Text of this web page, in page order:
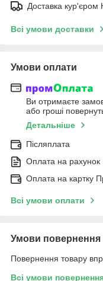
Доставка кур'єром
Всі умови доставки
Умови оплати
Ви отримаєте
або гроші
Детальніше
Післяплата
Оплата на рахунок
Оплата на картку
Всі умови оплати
Умови повернення
Повернення товару
Всі умови